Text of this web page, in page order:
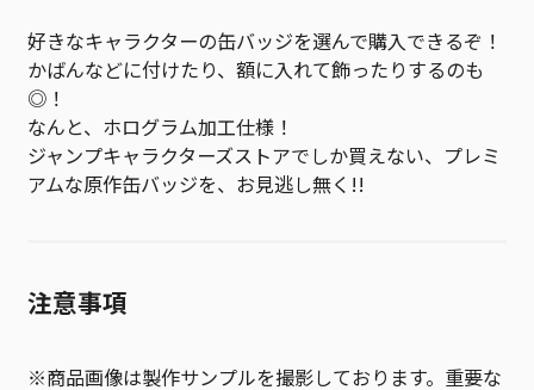
好きなキャラクターの缶バッジを選んで購入できるぞ！
かばんなどに付けたり、額に入れて飾ったりするのも
◎！
なんと、ホログラム加工仕様！
ジャンプキャラクターズストアでしか買えない、プレミ
アムな原作缶バッジを、お見逃し無く!!
注意事項
※商品画像は製作サンプルを撮影しております。重要な